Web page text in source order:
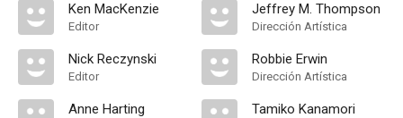
Ken MacKenzie
Editor
Nick Reczynski
Editor
Anne Harting
Jeffrey M. Thompson
Dirección Artística
Robbie Erwin
Dirección Artística
Tamiko Kanamori